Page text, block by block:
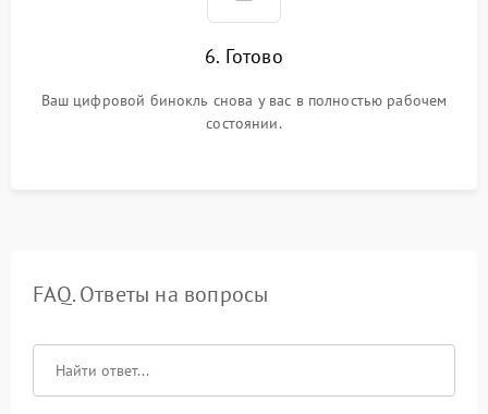
6. Готово
Ваш цифровой бинокль снова у вас в полностью рабочем
состоянии.
FAQ. Ответы на вопросы